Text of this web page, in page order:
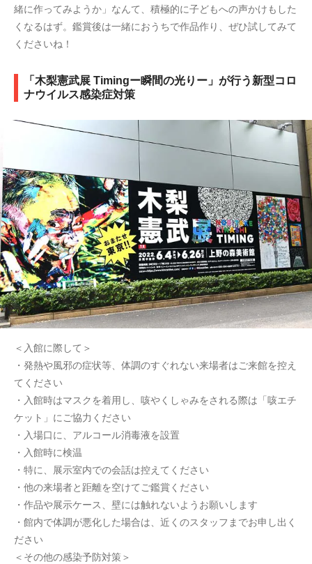
緒に作ってみようか」なんて、積極的に子どもへの声かけもした
くなるはず。鑑賞後は一緒におうちで作品作り、ぜひ試してみて
くださいね！
「木梨憲武展 Timingー瞬間の光りー」が行う新型コロ
ナウイルス感染症対策
＜入館に際して＞
・発熱や風邪の症状等、体調のすぐれない来場者はご来館を控え
てください
・入館時はマスクを着用し、咳やくしゃみをされる際は「咳エチ
ケット」にご協力ください
・入場口に、アルコール消毒液を設置
・入館時に検温
・特に、展示室内での会話は控えてください
・他の来場者と距離を空けてご鑑賞ください
・作品や展示ケース、壁には触れないようお願いします
・館内で体調が悪化した場合は、近くのスタッフまでお申し出く
ださい
＜その他の感染予防対策＞